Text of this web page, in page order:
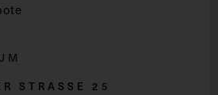
STRASSE 2 5